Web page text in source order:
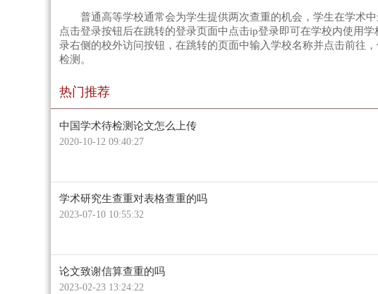
普通高等学校通常会为学生提供两次查重的机会，学生在学术
点击登录按钮后在跳转的登录页面中点击ip登录即可在学校内使用
录右侧的校外访问按钮，在跳转的页面中输入学校名称并点击前往
检测。
热门推荐
中国学术待检测论文怎么上传
2020-10-12 09:40:27
学术研究生查重对表格查重的吗
2023-07-10 10:55:32
论文致谢信算查重的吗
2023-02-23 13:24:22